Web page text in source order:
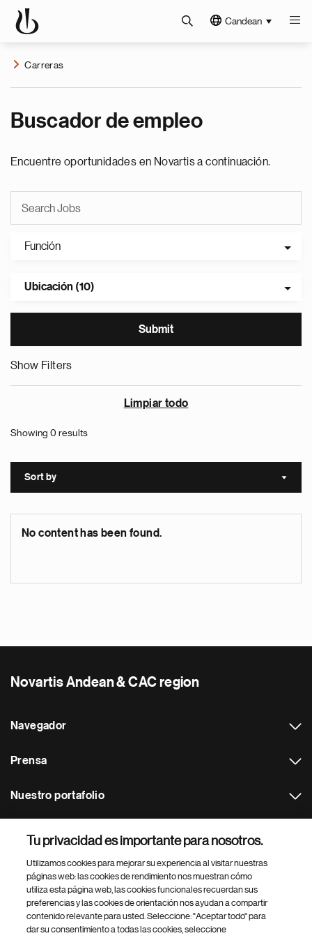
Candean
Carreras
Buscador de empleo
Encuentre oportunidades en Novartis a continuación.
Función
Ubicación (10)
Show Filters
Limpiar todo
Showing 0 results
Sort by Sort
No content has been found.
Novartis Andean & CAC region
Navegador
Prensa
Nuestro portafolio
Footer Site Search
Tu privacidad es importante para nosotros.
Utilizamos cookies para mejorar su experiencia al visitar nuestras
páginas web: las cookies de rendimiento nos muestran cómo
utiliza esta página web, las cookies funcionales recuerdan sus
preferencias y las cookies de orientación nos ayudan a compartir
contenido relevante para usted. Seleccione: "Aceptar todo" para
dar su consentimiento a todas las cookies, seleccione